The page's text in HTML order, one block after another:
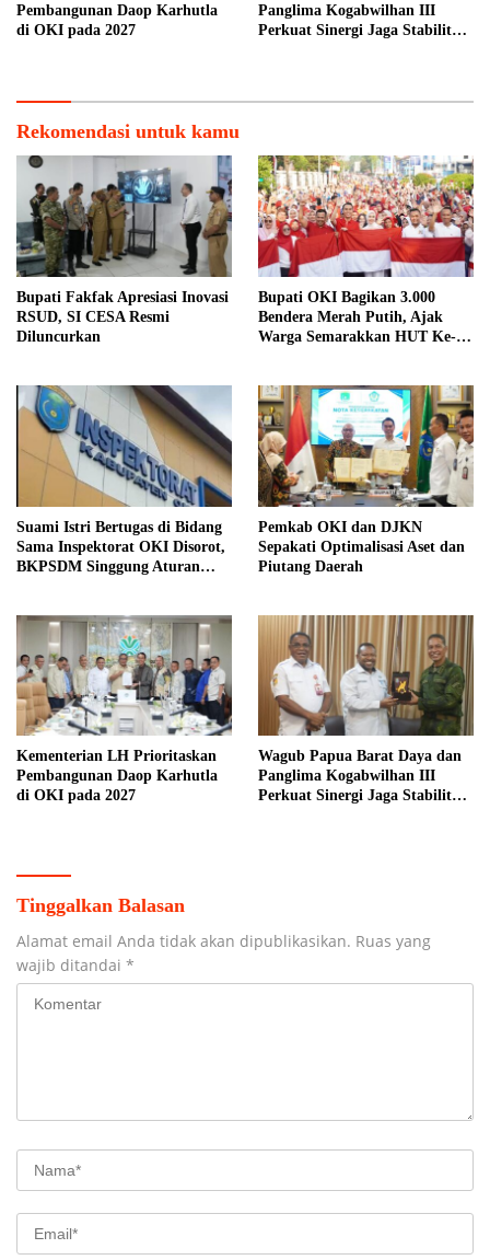
Pembangunan Daop Karhutla
di OKI pada 2027
Panglima Kogabwilhan III
Perkuat Sinergi Jaga Stabilitas
Rekomendasi untuk kamu
Bupati Fakfak Apresiasi Inovasi
RSUD, SI CESA Resmi
Diluncurkan
Bupati OKI Bagikan 3.000
Bendera Merah Putih, Ajak
Warga Semarakkan HUT Ke-81
Suami Istri Bertugas di Bidang
Sama Inspektorat OKI Disorot,
BKPSDM Singgung Aturan
Pemkab OKI dan DJKN
Sepakati Optimalisasi Aset dan
Piutang Daerah
Kementerian LH Prioritaskan
Pembangunan Daop Karhutla
di OKI pada 2027
Wagub Papua Barat Daya dan
Panglima Kogabwilhan III
Perkuat Sinergi Jaga Stabilitas
Tinggalkan Balasan
Alamat email Anda tidak akan dipublikasikan. Ruas yang
wajib ditandai *